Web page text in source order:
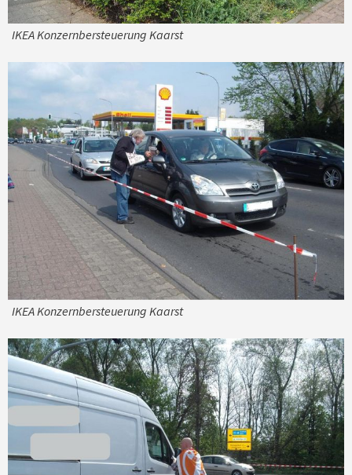
IKEA Konzernbersteuerung Kaarst
IKEA Konzernbersteuerung Kaarst